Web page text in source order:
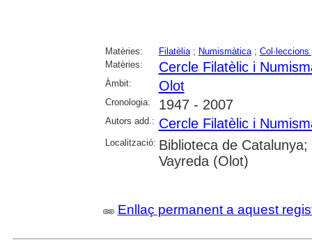
Matèries: Filatèlia; Numismàtica;
Matèries:
Cercle Filatèlic i
Àmbit: Olot
Cronologia: 1947 - 2007
Autors add.: Cercle Filatèlic i
Localització: Biblioteca de
Vayreda (Olot)
Enllaç permanent a aquest